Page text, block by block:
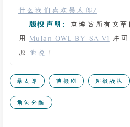
什么我们喜欢暴太郎/
版权声明:
本博客所有文
用 Mulan OWL BY-SA V1 许
源 他说 ！
暴太郎 特摄剧 超级战队
角色分析